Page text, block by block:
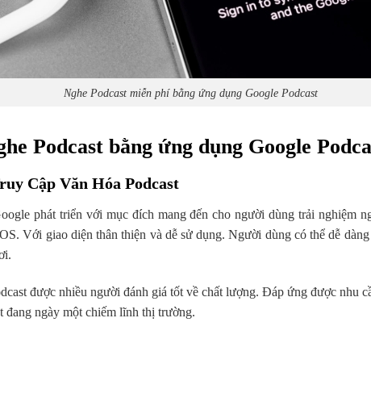
Nghe Podcast miễn phí bằng ứng dụng Google Podcast
Podcast bằng ứng dụng Google
Cập Văn Hóa Podcast
phát triển với mục đích mang đến cho người dùng trải nghiệm
Với giao diện thân thiện và dễ sử dụng. Người dùng có thể dễ
được nhiều người đánh giá tốt về chất lượng. Đáp ứng được nhu
đang ngày một chiếm lĩnh thị trường.